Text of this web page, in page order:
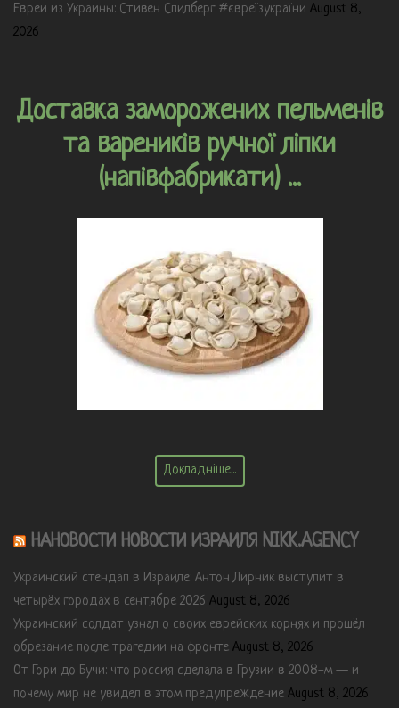
Евреи из Украины: Стивен Спилберг #євреїзукраїни August 8,
2026
Доставка заморожених пельменів
та вареників ручної ліпки
(напівфабрикати) ...
Докладніше...
НАНОВОСТИ НОВОСТИ ИЗРАИЛЯ NIKK.AGENCY
Украинский стендап в Израиле: Антон Лирник выступит в
четырёх городах в сентябре 2026 August 8, 2026
Украинский солдат узнал о своих еврейских корнях и прошёл
обрезание после трагедии на фронте August 8, 2026
От Гори до Бучи: что россия сделала в Грузии в 2008-м — и
почему мир не увидел в этом предупреждение August 8, 2026